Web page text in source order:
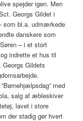
spejder igen. Men
Georgs Gildet i
som bl.a. udmærkede
danskere som
– i et stort
indrette et hus til
Gildets
med
salg af æbleskiver
lavet i store
der stadig gør hvert